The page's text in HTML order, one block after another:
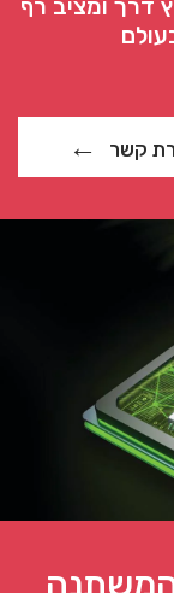
דרך ומציב רף
קשר